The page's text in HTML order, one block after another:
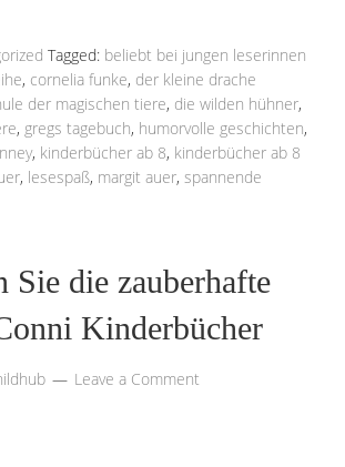
Tagged: beliebt bei jungen leserinnen
, cornelia funke, der kleine drache
der magischen tiere, die wilden hühner,
, gregs tagebuch, humorvolle geschichten,
, kinderbücher ab 8, kinderbücher ab 8
, lesespaß, margit auer, spannende
Sie die zauberhafte
Kinderbücher
Leave a Comment